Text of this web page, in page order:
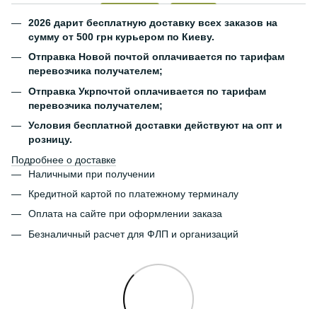
2026 дарит бесплатную доставку всех заказов на
сумму от 500 грн курьером по Киеву.
Отправка Новой почтой оплачивается по тарифам
перевозчика получателем;
Отправка Укрпочтой оплачивается по тарифам
перевозчика получателем;
Условия бесплатной доставки действуют на опт и
розницу.
Подробнее о доставке
Наличными при получении
Кредитной картой по платежному терминалу
Оплата на сайте при оформлении заказа
Безналичный расчет для ФЛП и организаций